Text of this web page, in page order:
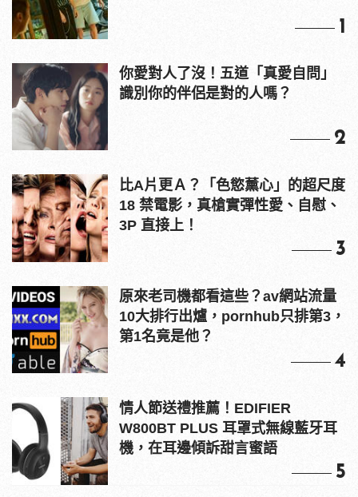
1
你愛對人了沒！五道「真愛自問」
識別你的伴侶是對的人嗎？
2
比A片更Ａ？「色慾薰心」的超尺度
18 禁電影，真槍實彈性愛、自慰、
3P 直接上！
3
原來老司機都看這些？av網站流量
10大排行出爐，pornhub只排第3，
第1名竟是他？
4
情人節送禮推薦！EDIFIER
W800BT PLUS 耳罩式無線藍牙耳
機，在耳邊傾訴甜言蜜語
5